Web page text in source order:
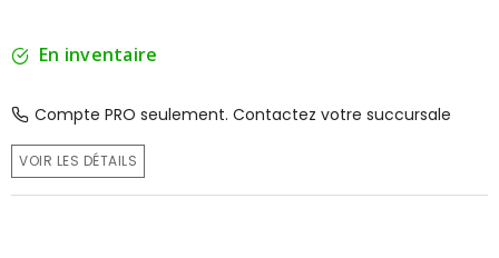
En inventaire
Compte PRO seulement. Contactez votre succursale
VOIR LES DÉTAILS